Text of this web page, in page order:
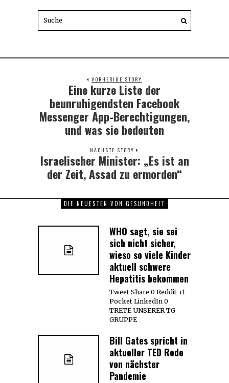
VORHERIGE STORY
Previous
post:
Eine kurze Liste der
beunruhigendsten Facebook
Messenger App-Berechtigungen,
und was sie bedeuten
NÄCHSTE STORY
Next
post:
Israelischer Minister: „Es ist an
der Zeit, Assad zu ermorden“
DIE NEUESTEN VON GESUNDHEIT
WHO sagt, sie sei
sich nicht sicher,
wieso so viele Kinder
aktuell schwere
Hepatitis bekommen
Tweet Share 0 Reddit +1
Pocket LinkedIn 0
TRETE UNSERER TG
GRUPPE
Bill Gates spricht in
aktueller TED Rede
von nächster
Pandemie